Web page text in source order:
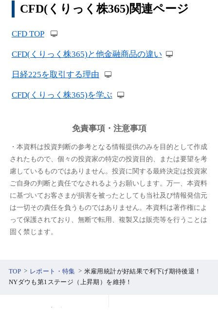
CFD(くりっく株365)関連ページ
CFD TOP
CFD(くりっく株365)と他金融商品の違い
日経225を取引する理由
CFD(くりっく株365)を学ぶ
免責事項・注意事項
・本資料は投資判断の参考となる情報提供のみを目的として作成
されたもので、個々の投資家の特定の投資目的、または要望を考
慮しているものではありません。投資に関する最終決定は投資家
ご自身の判断と責任でなされるようお願いします。万一、本資料
に基づいてお客さまが損害を被ったとしても当社及び情報発信元
は一切その責任を負うものではありません。本資料は著作権によ
って保護されており、無断で転用、複製又は販売等を行うことは
固く禁じます。
TOP レポート・特集
米雇用統計が好結果で利下げ期待後退！
NYダウも第1ステージ（上昇期）を維持！